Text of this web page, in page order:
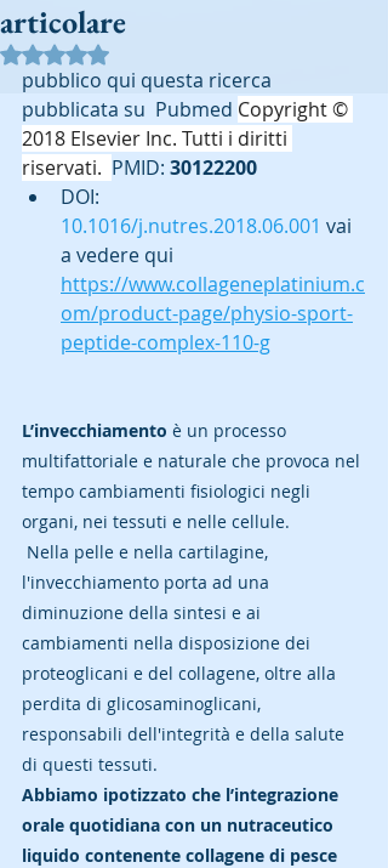
articolare
Valutazione NaN stelle su 5.
pubblico qui questa ricerca
pubblicata su  Pubmed Copyright ©
2018 Elsevier Inc. Tutti i diritti
riservati. PMID: 30122200
DOI:
10.1016/j.nutres.2018.06.001 vai
a vedere qui
https://www.collageneplatinium.c
om/product-page/physio-sport-
peptide-complex-110-g
L’invecchiamento è un processo
multifattoriale e naturale che provoca nel
tempo cambiamenti fisiologici negli
organi, nei tessuti e nelle cellule.
l'invecchiamento porta ad una
diminuzione della sintesi e ai
cambiamenti nella disposizione dei
proteoglicani e del collagene, oltre alla
perdita di glicosaminoglicani,
responsabili dell'integrità e della salute
di questi tessuti.
Abbiamo ipotizzato che l’integrazione
orale quotidiana con un nutraceutico
liquido contenente collagene di pesce